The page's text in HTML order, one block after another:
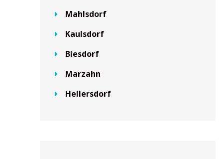
Mahlsdorf
Kaulsdorf
Biesdorf
Marzahn
Hellersdorf